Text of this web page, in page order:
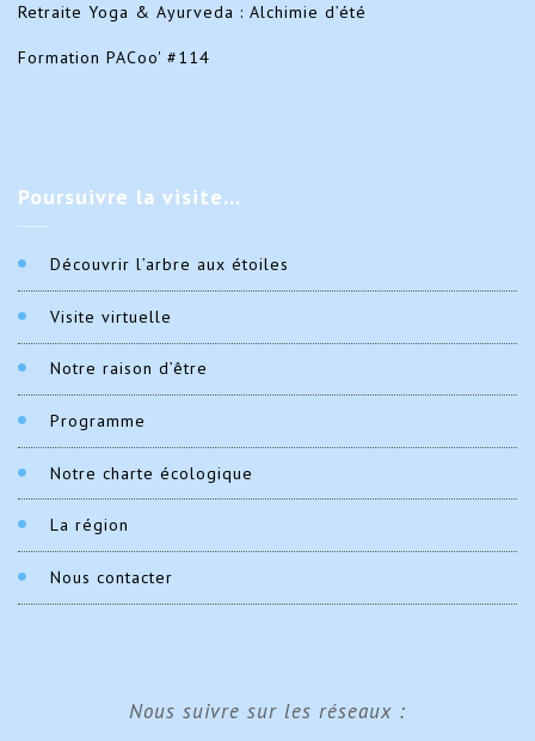
Retraite Yoga & Ayurveda : Alchimie d’été
Formation PACoo' #114
Poursuivre la visite…
Découvrir l’arbre aux étoiles
Visite virtuelle
Notre raison d’être
Programme
Notre charte écologique
La région
Nous contacter
Nous suivre sur les réseaux :